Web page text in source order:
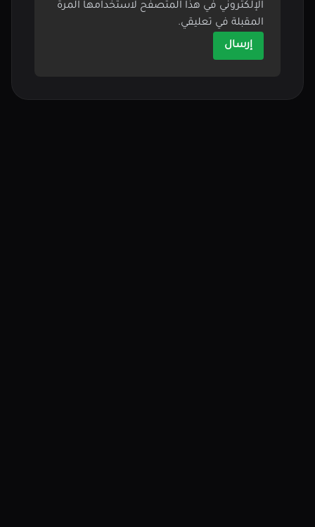
الإلكتروني في هذا المتصفح لاستخدامها المرة
المقبلة في تعليقي.